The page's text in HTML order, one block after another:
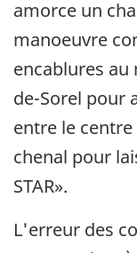
amorce un
manoeuvre
encablures au
de-Sorel pour
entre le
chenal pour
STAR».
L'erreur des